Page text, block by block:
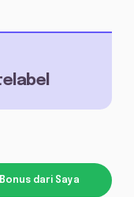
dari Saya